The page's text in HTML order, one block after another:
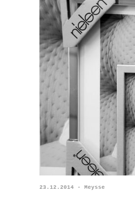
23.12.2014 - Meysse